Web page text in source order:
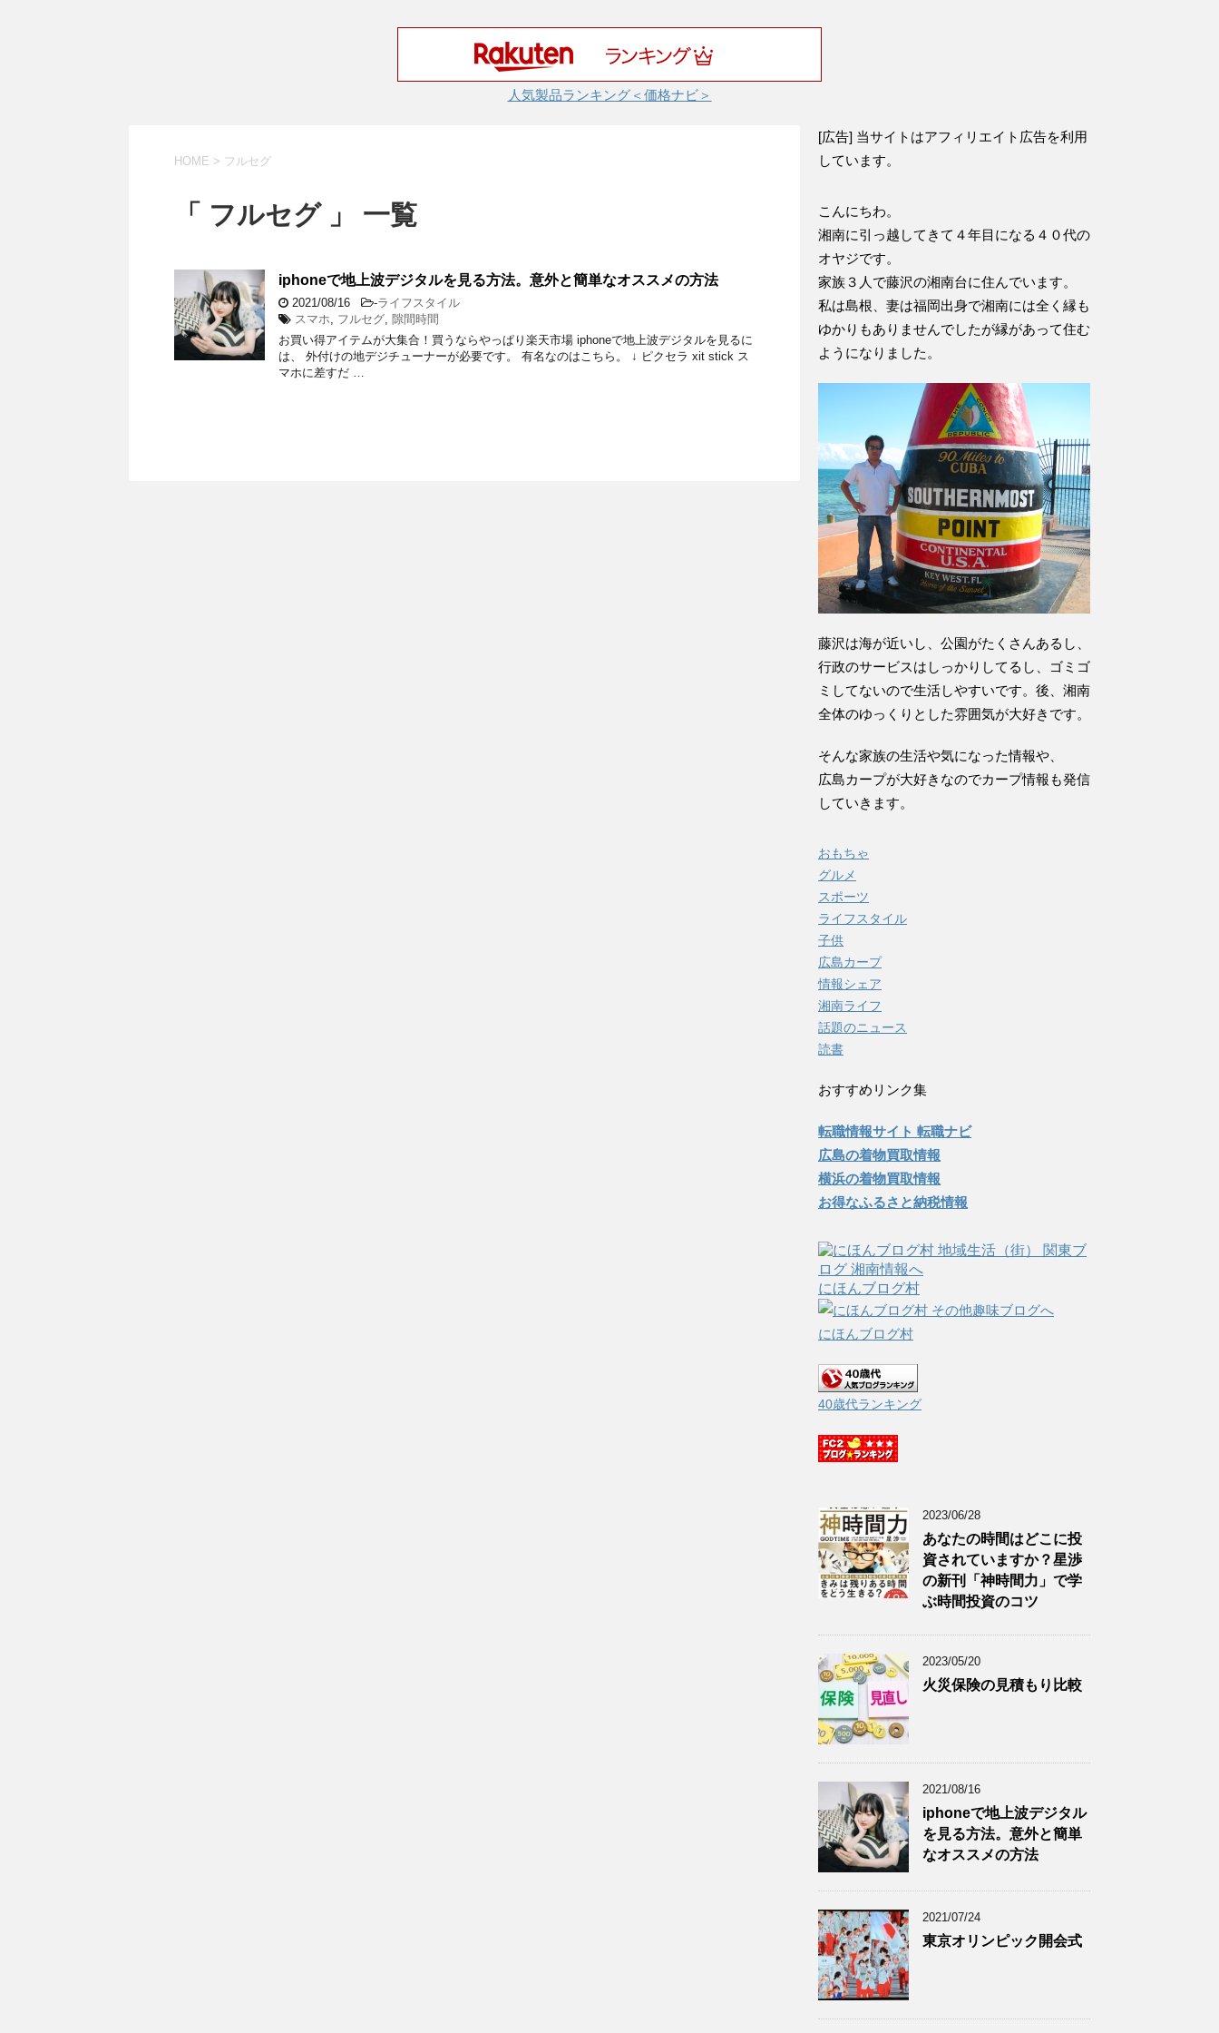
人気製品ランキング＜価格ナビ＞
HOME > フルセグ
「 フルセグ 」 一覧
iphoneで地上波デジタルを見る方法。意外と簡単なオススメの方法
2021/08/16 -ライフスタイル
スマホ, フルセグ, 隙間時間
お買い得アイテムが大集合！買うならやっぱり楽天市場 iphoneで地上波デジタルを見るに
は、 外付けの地デジチューナーが必要です。 有名なのはこちら。 ↓ ピクセラ xit stick ス
マホに差すだ …
[広告] 当サイトはアフィリエイト広告を利用
しています。
こんにちわ。
湘南に引っ越してきて４年目になる４０代の
オヤジです。
家族３人で藤沢の湘南台に住んでいます。
私は島根、妻は福岡出身で湘南には全く縁も
ゆかりもありませんでしたが縁があって住む
ようになりました。
藤沢は海が近いし、公園がたくさんあるし、
行政のサービスはしっかりしてるし、ゴミゴ
ミしてないので生活しやすいです。後、湘南
全体のゆっくりとした雰囲気が大好きです。
そんな家族の生活や気になった情報や、
広島カープが大好きなのでカープ情報も発信
していきます。
おもちゃ
グルメ
スポーツ
ライフスタイル
子供
広島カープ
情報シェア
湘南ライフ
話題のニュース
読書
おすすめリンク集
転職情報サイト 転職ナビ
広島の着物買取情報
横浜の着物買取情報
お得なふるさと納税情報
にほんブログ村
にほんブログ村
40歳代ランキング
2023/06/28
あなたの時間はどこに投
資されていますか？星渉
の新刊「神時間力」で学
ぶ時間投資のコツ
2023/05/20
火災保険の見積もり比較
2021/08/16
iphoneで地上波デジタル
を見る方法。意外と簡単
なオススメの方法
2021/07/24
東京オリンピック開会式